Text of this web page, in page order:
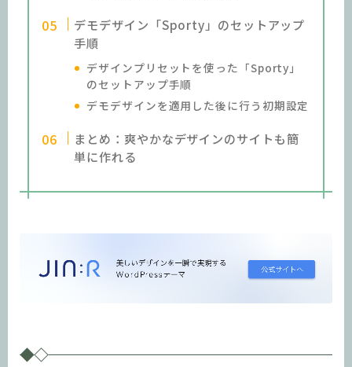
デモデザイン「Sporty」のセットアップ
手順
デザインプリセットを使った「Sporty」
のセットアップ手順
デモデザインを適用した後に行う初期設定
まとめ：爽やかなデザインのサイトも簡
単に作れる